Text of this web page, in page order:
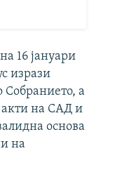
16 јануари
изрази
Собранието, а
акти на САД и
основа
на